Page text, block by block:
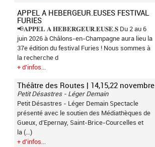
APPEL A HEBERGEUR.EUSES FESTIVAL
FURIES
📢𝐀𝐏𝐏𝐄𝐋 𝐀 𝐇𝐄𝐁𝐄𝐑𝐆𝐄𝐔𝐑.𝐄𝐔𝐒𝐄.𝐒 Du 2 au 6
juin 2026 à Châlons-en-Champagne aura lieu la
37e édition du festival Furies ! Nous sommes à
la recherche d
+ d'infos...
Théâtre des Routes | 14,15,22 novembre
Petit Désastres - Léger Demain
Petit Désastres - Léger Demain Spectacle
présenté avec le soutien des Médiathèques de
Gueux, d’Epernay, Saint-Brice-Courcelles et
la (…)
+ d'infos...